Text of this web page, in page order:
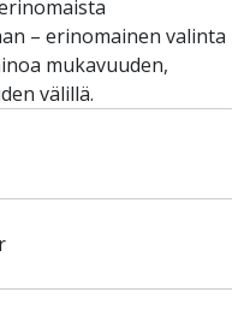
– erinomainen valinta
mukavuuden,
välillä.